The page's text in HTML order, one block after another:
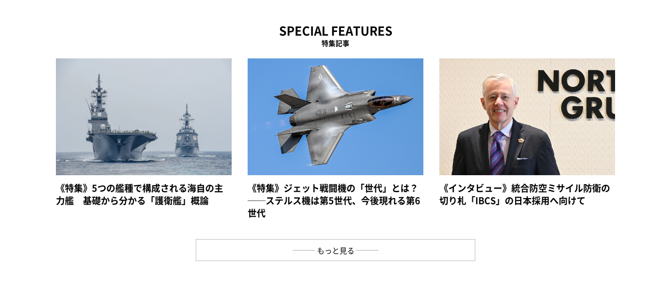
SPECIAL FEATURES
特集記事
《特集》5つの艦種で構成される海自の主
力艦 基礎から分かる「護衛艦」概論
《特集》ジェット戦闘機の「世代」とは？
──ステルス機は第5世代、今後現れる第6
世代
《インタビュー》統合防空ミサイル防衛の
切り札「IBCS」の日本採用へ向けて
もっと見る